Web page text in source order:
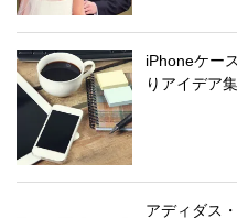
iPhoneケー
りアイデア集
アディダス